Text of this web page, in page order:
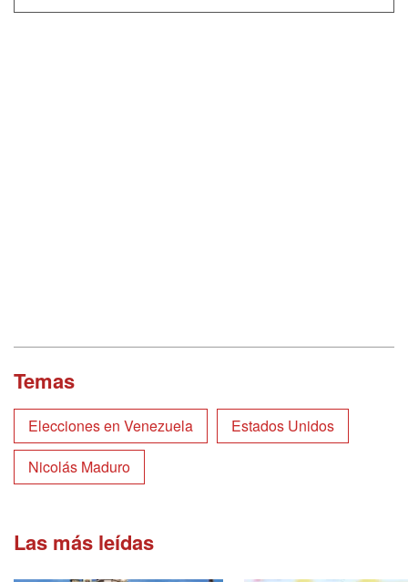
Temas
Elecciones en Venezuela
Estados Unidos
Nicolás Maduro
Las más leídas